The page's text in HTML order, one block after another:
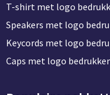
T-shirt met logo
Speakers met logo
Keycords met logo
Caps met logo